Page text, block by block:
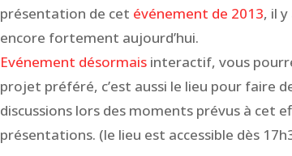
présentation de cet événement de 2013, il
encore fortement aujourd’hui.
Evénement désormais interactif, vous
projet préféré, c’est aussi le lieu pour faire
discussions lors des moments prévus à cet
présentations. (le lieu est accessible dès